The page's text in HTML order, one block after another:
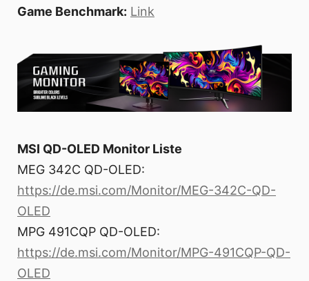
Game Benchmark: Link
MSI QD-OLED Monitor Liste
MEG 342C QD-OLED:
https://de.msi.com/Monitor/MEG-342C-QD-
OLED
MPG 491CQP QD-OLED:
https://de.msi.com/Monitor/MPG-491CQP-QD-
OLED